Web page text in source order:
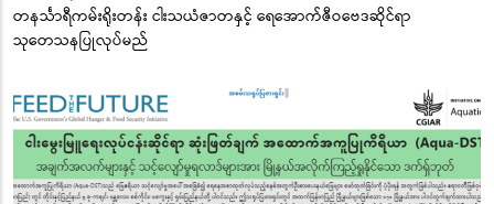
တနင်္သာရီကမ်းရိုးတန်း ငါးသယံဇာတနှင့် ရေအောက်ဇီဝဗေဒဆိုင်ရာ
သုတေသနပြုလုပ်မည်